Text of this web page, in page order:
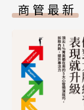
商管最新